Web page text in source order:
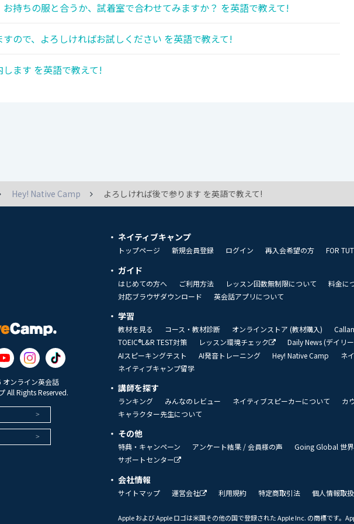
持ちの服と合うか、試着室で合わせてみますか？ を英語で教えて!
ので、よろしければお試しください を英語で教えて!
ます を英語で教えて!
Hey! Native Camp よろしければ後で参ります を英語で教えて!
ンライン英会話
All Rights Reserved.
ネイティブキャンプ
トップページ 新規会員登録 ログイン 再入会希望の方 FOR
ガイド
はじめての方へ ご利用方法 レッスン回数無制限について
料金に
対応ブラウザダウンロード
英会話アプリについて
学習
教材を見る コース・教材診断 オンラインストア (教材購入)
TOEIC®L&R TEST対策
レッスン環境チェック
Daily News (デイリ
AIスピーキングテスト
AI発音トレーニング Hey! Native Camp
ネ
ネイティブキャンプ留学
講師を探す
ランキング みんなのレビュー ネイティブスピーカーについて
カ
キャラクター先生について
その他
特典・キャンペーン アンケート結果 / 会員様の声
Going Global 世
サポートセンター
会社情報
サイトマップ 運営会社 利用規約 特定商取引法 個人情報取
Apple および Apple ロゴは米国その他の国で登録された Apple Inc. の商標です。